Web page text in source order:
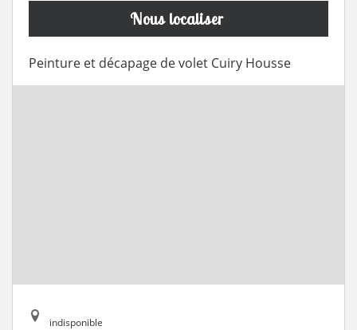
Nous localiser
Peinture et décapage de volet Cuiry Housse
indisponible